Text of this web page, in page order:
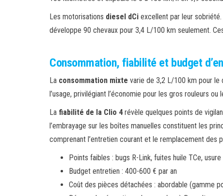
Les motorisations diesel dCi excellent par leur
développe 90 chevaux pour 3,4 L/100 km seulement.
Consommation, fiabilité et budget
La consommation mixte varie de 3,2 L/100 km pour le
l’usage, privilégiant l’économie pour les gros rouleurs
La fiabilité de la Clio 4révèle quelques points de
l’embrayage sur les boîtes manuelles constituent les
comprenant l’entretien courant et le remplacement des
Points faibles : bugs R-Link, fuites huile TCe,
Budget entretien : 400-600 € par an
Coût des pièces détachées : abordable (gamme